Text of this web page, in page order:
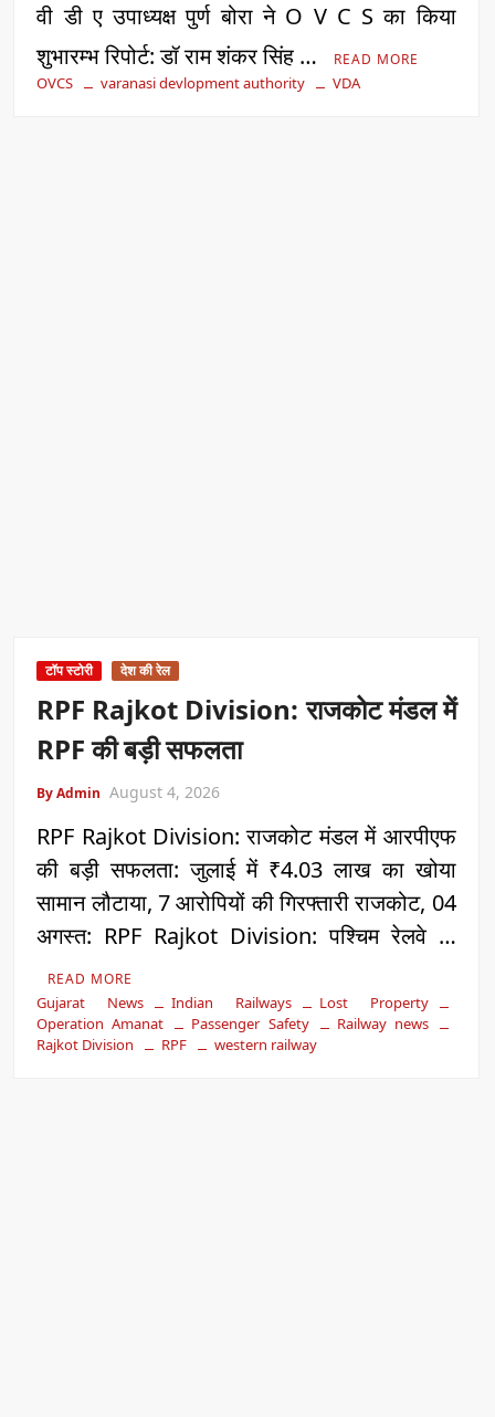
वी डी ए उपाध्यक्ष पुर्ण बोरा ने O V C S का किया
शुभारम्भ रिपोर्ट: डॉ राम शंकर सिंह …
READ MORE
OVCS varanasi devlopment authority VDA
टॉप स्टोरी देश की रेल
RPF Rajkot Division: राजकोट मंडल में
RPF की बड़ी सफलता
By Admin August 4, 2026
RPF Rajkot Division: राजकोट मंडल में आरपीएफ
की बड़ी सफलता: जुलाई में ₹4.03 लाख का खोया
सामान लौटाया, 7 आरोपियों की गिरफ्तारी राजकोट, 04
अगस्त: RPF Rajkot Division: पश्चिम रेलवे …
READ MORE
Gujarat News Indian Railways
Lost Property
Operation Amanat
Passenger Safety
Railway news
Rajkot Division
RPF western railway